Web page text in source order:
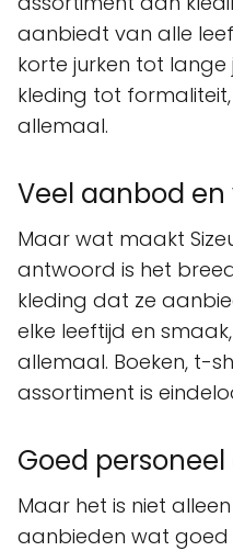
aanbiedt van alle
korte jurken tot lange
kleding tot
allemaal.
Veel aanbod en
Maar wat maakt
antwoord is het
kleding dat ze
elke leeftijd en
allemaal. Boeken, t-
assortiment is
Goed
Maar het is niet
aanbieden wat goed